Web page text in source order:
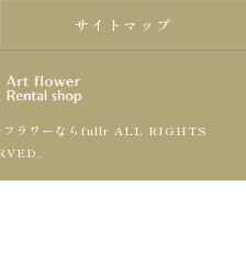
サイトマップ
フラワーならfullr ALL RIGHTS